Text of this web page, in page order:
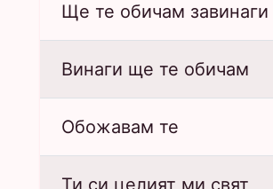
Ще те обичам завинаги
Винаги ще те обичам
Обожавам те
Ти си целият ми свят